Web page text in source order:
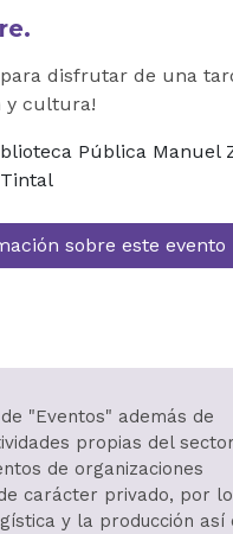
para disfrutar de una
y cultura!
Pública Manuel
sobre este evento
"Eventos" además de
propias del
de organizaciones
carácter privado, por lo
y la producción así